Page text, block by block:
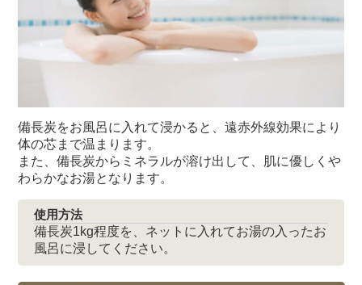
備長炭をお風呂に入れて浸かると、遠赤外線効果により
体の芯まで温まります。
また、備長炭からミネラルが溶け出して、肌に優しくや
わらかなお湯となります。
使用方法
備長炭1kg程度を、ネットに入れてお湯の入ったお
風呂に浸してください。